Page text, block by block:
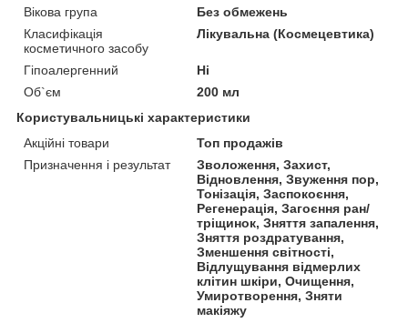
Вікова група
Без обмежень
Класифікація
косметичного засобу
Лікувальна (Космецевтика)
Гіпоалергенний
Ні
Об`єм
200 мл
Користувальницькі характеристики
Акційні товари
Топ продажів
Призначення і результат
Зволоження, Захист,
Відновлення, Звуження пор,
Тонізація, Заспокоєння,
Регенерація, Загоєння ран/
тріщинок, Зняття запалення,
Зняття роздратування,
Зменшення світності,
Відлущування відмерлих
клітин шкіри, Очищення,
Умиротворення, Зняти
макіяжу